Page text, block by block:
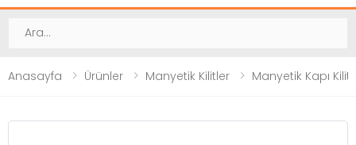
Ara
Anasayfa Ürünler Manyetik Kilitler Manyetik Kapı